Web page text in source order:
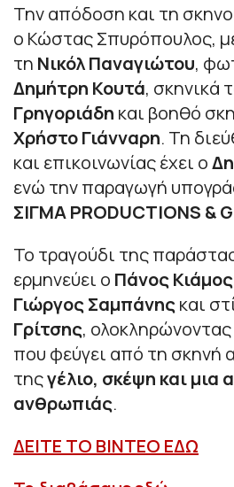
Την απόδοση και τη
ο Κώστας Σπυρόπουλος,
τη Νικόλ Παναγιώτου,
Δημήτρη Κουτά, σκηνικά
Γρηγοριάδη και βοηθό
Χρήστο Γιάνναρη. Τη
και επικοινωνίας έχει ο
ενώ την παραγωγή
ΣΙΓΜΑ PRODUCTIONS &
Το τραγούδι της
ερμηνεύει ο Πάνος Κιάμος
Γιώργος Σαμπάνηςκαι
Γρίτσης,
που φεύγει από τη σκηνή
τηςγέλιο, σκέψη και μια
ανθρωπιάς.
ΔΕΙΤΕ ΤΟ ΒΙΝΤΕΟ ΕΔΩ